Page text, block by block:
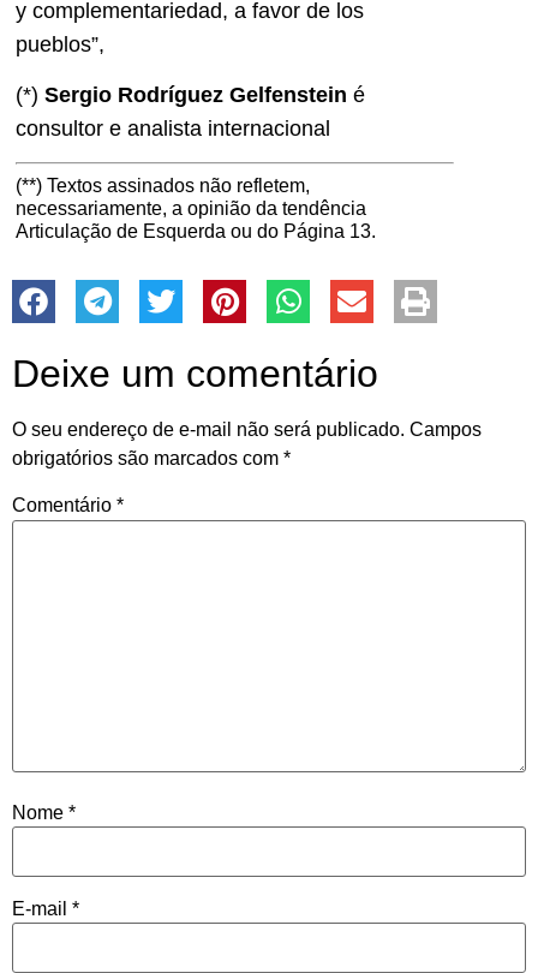
y complementariedad, a favor de los
pueblos”,
(*) Sergio Rodríguez Gelfenstein é
consultor e analista internacional
(**) Textos assinados não refletem,
necessariamente, a opinião da tendência
Articulação de Esquerda ou do Página 13.
Deixe um comentário
O seu endereço de e-mail não será publicado. Campos
obrigatórios são marcados com *
Comentário *
Nome *
E-mail *